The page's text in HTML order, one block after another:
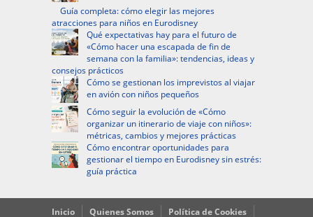
Guía completa: cómo elegir las mejores
atracciones para niños en Eurodisney
Qué expectativas hay para el futuro de
«Cómo hacer una escapada de fin de
semana con la familia»: tendencias, ideas y
consejos prácticos
Cómo se gestionan los imprevistos al viajar
en avión con niños pequeños
Cómo seguir la evolución de «Cómo
organizar un itinerario de viaje con niños»:
métricas, cambios y mejores prácticas
Cómo encontrar oportunidades para
gestionar el tiempo en Eurodisney sin estrés:
guía práctica
Inicio Quienes Somos Política de Cookies